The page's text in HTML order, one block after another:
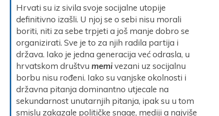
Hrvati su iz sivila svoje socijalne utopije
definitivno izašli. U njoj se o sebi nisu morali
boriti, niti za sebe trpjeti a još manje dobro se
organizirati. Sve je to za njih radila partija i
država. Iako je jedna generacija već odrasla, u
hrvatskom društvu memivezani uz socijalnu
borbu nisu rođeni. Iako su vanjske okolnosti i
državna pitanja dominantno utjecale na
sekundarnost unutarnjih pitanja, ipak su u tom
smislu zakazale političke snage, mediji a najviše